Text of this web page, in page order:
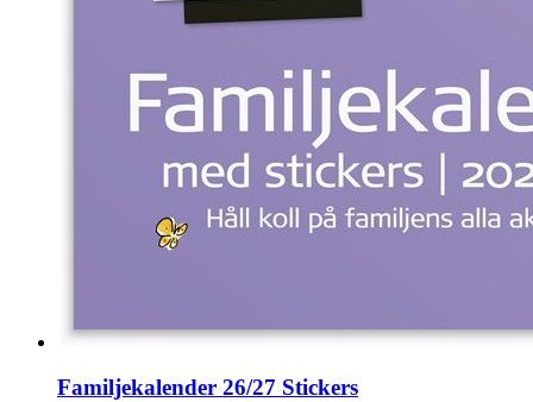
Familjekalender 26/27 Stickers